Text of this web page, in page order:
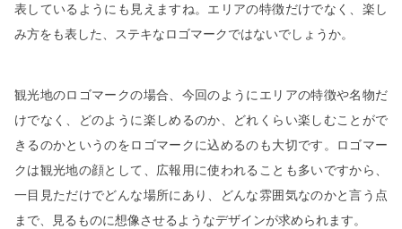
表しているようにも見えますね。エリアの特徴だけでなく、楽し
み方をも表した、ステキなロゴマークではないでしょうか。
観光地のロゴマークの場合、今回のようにエリアの特徴や名物だ
けでなく、どのように楽しめるのか、どれくらい楽しむことがで
きるのかというのをロゴマークに込めるのも大切です。ロゴマー
クは観光地の顔として、広報用に使われることも多いですから、
一目見ただけでどんな場所にあり、どんな雰囲気なのかと言う点
まで、見るものに想像させるようなデザインが求められます。